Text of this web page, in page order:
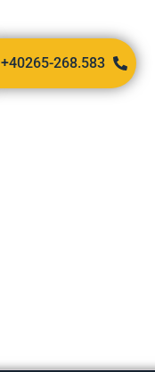
+40265-268.583